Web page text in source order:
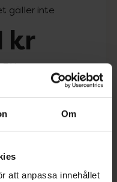
Om
att anpassa innehållet
gäller inte
kr
kr